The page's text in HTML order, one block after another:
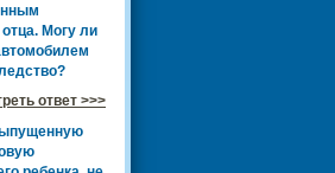
Могу ли
ответ >>>